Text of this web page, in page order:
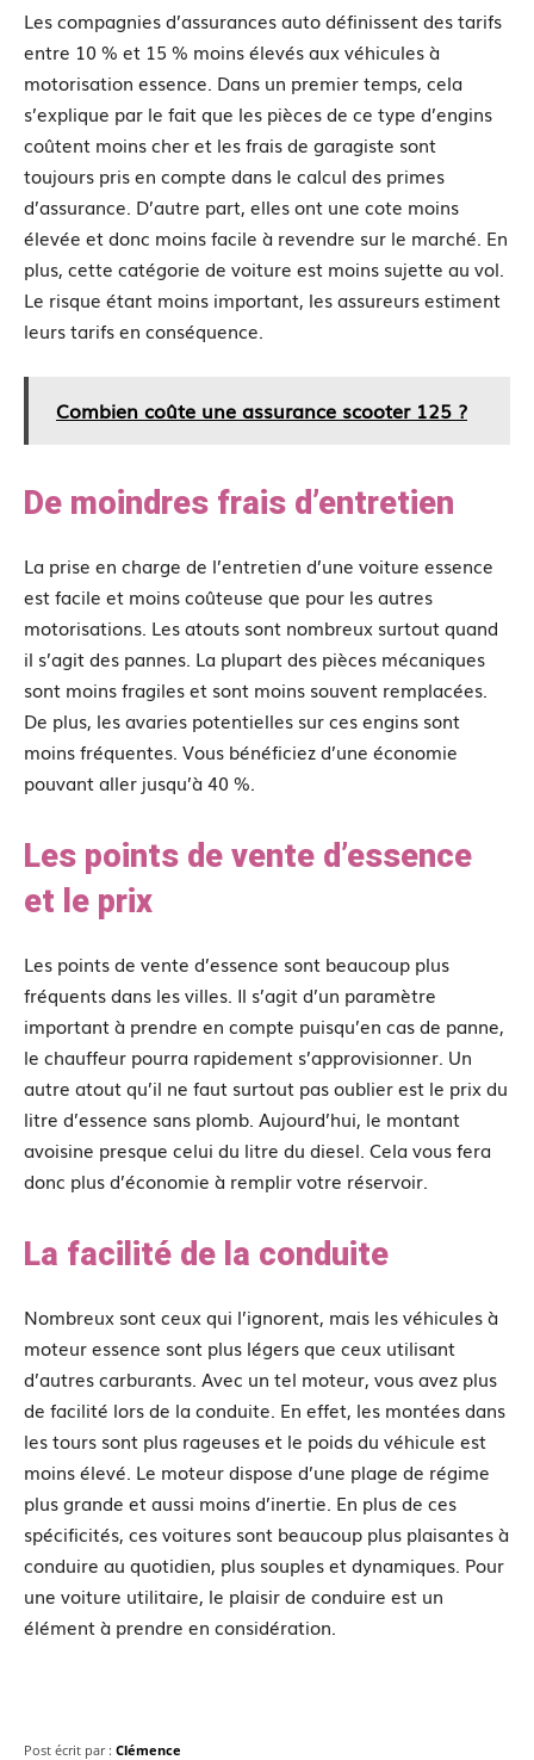
Les compagnies d’assurances auto définissent des tarifs
entre 10 % et 15 % moins élevés aux véhicules à
motorisation essence. Dans un premier temps, cela
s’explique par le fait que les pièces de ce type d’engins
coûtent moins cher et les frais de garagiste sont
toujours pris en compte dans le calcul des primes
d’assurance. D’autre part, elles ont une cote moins
élevée et donc moins facile à revendre sur le marché. En
plus, cette catégorie de voiture est moins sujette au vol.
Le risque étant moins important, les assureurs estiment
leurs tarifs en conséquence.
Combien coûte une assurance scooter 125 ?
De moindres frais d’entretien
La prise en charge de l’entretien d’une voiture essence
est facile et moins coûteuse que pour les autres
motorisations. Les atouts sont nombreux surtout quand
il s’agit des pannes. La plupart des pièces mécaniques
sont moins fragiles et sont moins souvent remplacées.
De plus, les avaries potentielles sur ces engins sont
moins fréquentes. Vous bénéficiez d’une économie
pouvant aller jusqu’à 40 %.
Les points de vente d’essence
et le prix
Les points de vente d’essence sont beaucoup plus
fréquents dans les villes. Il s’agit d’un paramètre
important à prendre en compte puisqu’en cas de panne,
le chauffeur pourra rapidement s’approvisionner. Un
autre atout qu’il ne faut surtout pas oublier est le prix du
litre d’essence sans plomb. Aujourd’hui, le montant
avoisine presque celui du litre du diesel. Cela vous fera
donc plus d’économie à remplir votre réservoir.
La facilité de la conduite
Nombreux sont ceux qui l’ignorent, mais les véhicules à
moteur essence sont plus légers que ceux utilisant
d’autres carburants. Avec un tel moteur, vous avez plus
de facilité lors de la conduite. En effet, les montées dans
les tours sont plus rageuses et le poids du véhicule est
moins élevé. Le moteur dispose d’une plage de régime
plus grande et aussi moins d’inertie. En plus de ces
spécificités, ces voitures sont beaucoup plus plaisantes à
conduire au quotidien, plus souples et dynamiques. Pour
une voiture utilitaire, le plaisir de conduire est un
élément à prendre en considération.
Post écrit par : Clémence